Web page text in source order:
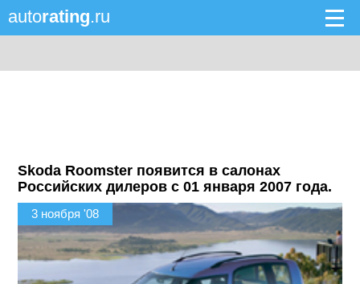
autorating.ru
Skoda Roomster появится в салонах
Российских дилеров с 01 января 2007 года.
3 ноября '08